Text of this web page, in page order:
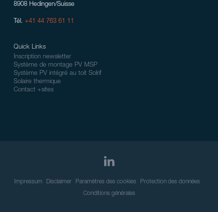
8908 Hedingen/Suisse
Tél. +41 44 763 61 11
Quick Links
Inscription newsletter
Système de montage PV MSP
Système PV intégré au toit Solrif
Solaire thermique
Contact +sites
Impressum Disclaimer Paramètres des cookies
Protection des données
Conditions générales